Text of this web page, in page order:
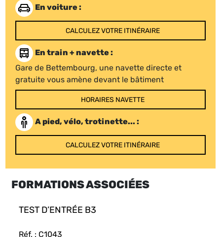
En voiture :
CALCULEZ VOTRE ITINÉRAIRE
En train + navette :
Gare de Bettembourg, une navette directe et
gratuite vous amène devant le bâtiment
HORAIRES NAVETTE
A pied, vélo, trotinette... :
CALCULEZ VOTRE ITINÉRAIRE
FORMATIONS ASSOCIÉES
TEST D’ENTRÉE B3
Réf. : C1043